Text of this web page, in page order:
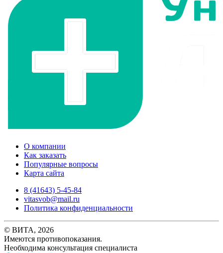
О компании
Как заказать
Популярные вопросы
Карта сайта
8 (41643) 5-45-84
vitasvob@mail.ru
Политика конфиденциальности
© ВИТА, 2026
Имеются противопоказания.
Необходима консультация специалиста